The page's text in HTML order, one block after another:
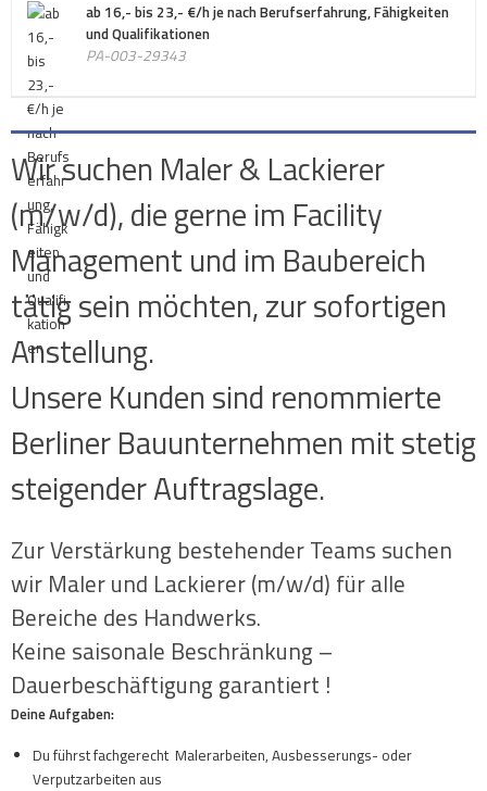
ab 16,- bis 23,- €/h je nach Berufserfahrung, Fähigkeiten
und Qualifikationen
PA-003-29343
Wir suchen Maler & Lackierer
(m/w/d), die gerne im Facility
Management und im Baubereich
tätig sein möchten, zur sofortigen
Anstellung.
Unsere Kunden sind renommierte
Berliner Bauunternehmen mit stetig
steigender Auftragslage.
Zur Verstärkung bestehender Teams suchen
wir Maler und Lackierer (m/w/d) für alle
Bereiche des Handwerks.
Keine saisonale Beschränkung –
Dauerbeschäftigung garantiert !
Deine Aufgaben:
Du führst fachgerecht Malerarbeiten, Ausbesserungs- oder
Verputzarbeiten aus